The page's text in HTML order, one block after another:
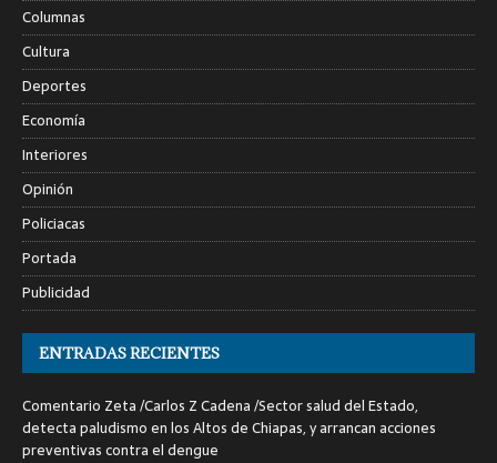
Columnas
Cultura
Deportes
Economía
Interiores
Opinión
Policiacas
Portada
Publicidad
ENTRADAS RECIENTES
Comentario Zeta /Carlos Z Cadena /Sector salud del Estado,
detecta paludismo en los Altos de Chiapas, y arrancan acciones
preventivas contra el dengue